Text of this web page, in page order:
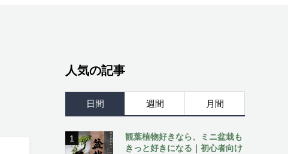
人気の記事
日間 週間 月間
1
観葉植物好きなら、ミニ盆栽も
きっと好きになる｜初心者向け